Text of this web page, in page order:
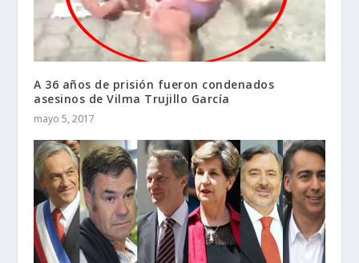
A 36 años de prisión fueron condenados
asesinos de Vilma Trujillo García
mayo 5, 2017